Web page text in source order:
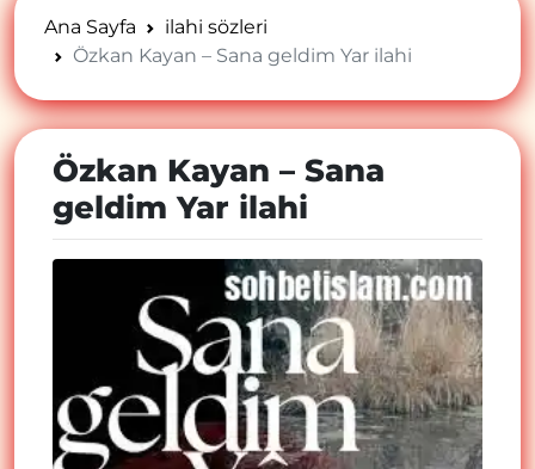
Ana Sayfa
ilahi sözleri
Özkan Kayan – Sana geldim Yar ilahi
Özkan Kayan – Sana
geldim Yar ilahi